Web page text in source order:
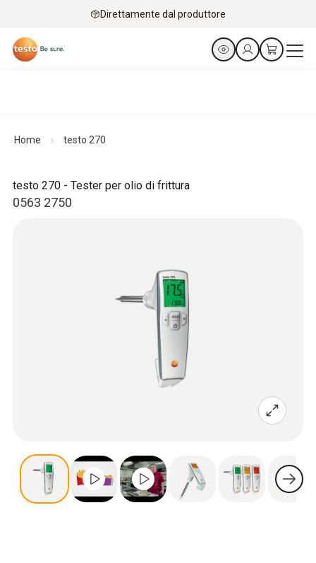
Direttamente dal produttore
Home testo 270
0563 2750
testo 270 - Tester per olio di frittura